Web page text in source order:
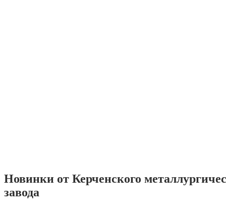
Новинки от Керченского
завода